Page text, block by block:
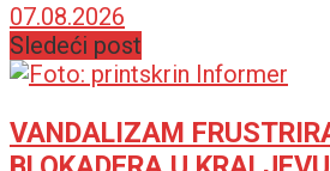
07.08.2026
Sledeći post
VANDALIZAM